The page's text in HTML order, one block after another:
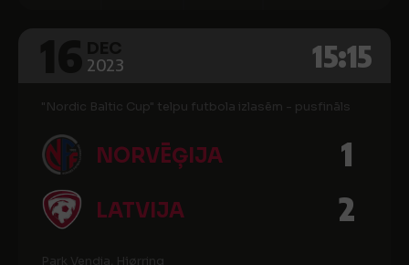
2023 15:15
"Nordic Baltic Cup" telpu futbola izlasēm - pusfināls
NORVĒĢIJA 1
LATVIJA 2
Park Vendia, Hjørring